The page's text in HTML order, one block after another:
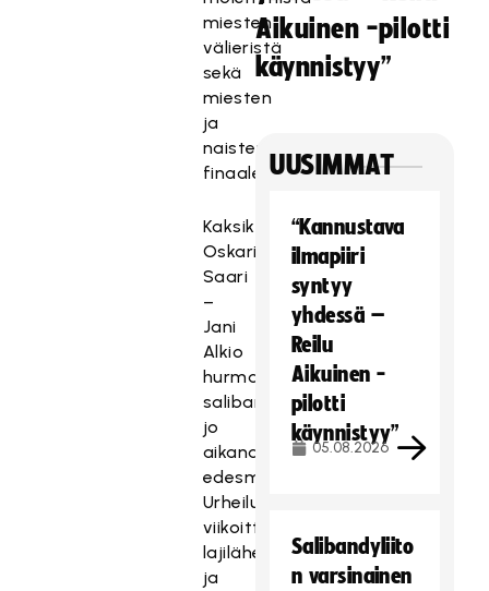
miesten
välieristä
sekä
miesten
ja
naisten
finaaleista.
Kaksikko
Oskari
Saari
–
Jani
Alkio
hurmasi
salibandykansan
jo
aikanaan
edesmenneen
Urheilukanavan
viikoittaisissa
lajilähetyksissä,
ja
Aikuinen -pilotti
käynnistyy”
UUSIMMAT
“Kannustava
ilmapiiri
syntyy
yhdessä –
Reilu
Aikuinen -
pilotti
käynnistyy”
05.08.2026
Salibandyliito
n varsinainen